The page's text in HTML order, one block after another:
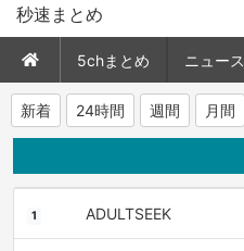
秒速まとめ
5chまとめ ニュース
新着 24時間 週間 月間
1 ADULTSEEK